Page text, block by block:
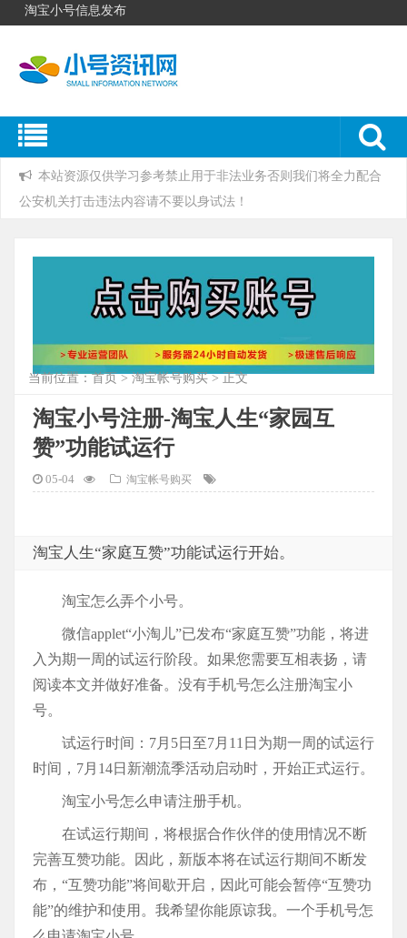
淘宝小号信息发布
本站资源仅供学习参考禁止用于非法业务否则我们将全力配合
公安机关打击违法内容请不要以身试法！
当前位置：首页>淘宝帐号购买> 正文
淘宝小号注册-淘宝人生“家园互
赞”功能试运行
05-04 淘宝帐号购买
淘宝人生“家庭互赞”功能试运行开始。
淘宝怎么弄个小号。
微信applet“小淘儿”已发布“家庭互赞”功能，将进
入为期一周的试运行阶段。如果您需要互相表扬，请
阅读本文并做好准备。没有手机号怎么注册淘宝小
号。
试运行时间：7月5日至7月11日为期一周的试运行
时间，7月14日新潮流季活动启动时，开始正式运行。
淘宝小号怎么申请注册手机。
在试运行期间，将根据合作伙伴的使用情况不断
完善互赞功能。因此，新版本将在试运行期间不断发
布，“互赞功能”将间歇开启，因此可能会暂停“互赞功
能”的维护和使用。我希望你能原谅我。一个手机号怎